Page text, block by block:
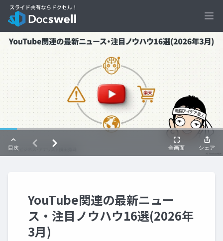
YouTube関連の最新ニュー
ス・注目ノウハウ16選(2026年
3月)